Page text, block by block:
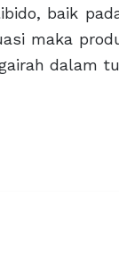
baik
maka
dalam